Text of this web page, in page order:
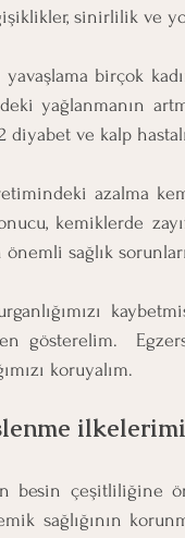
sinirlilik ve
birçok
yağlanmanın
ve kalp
azalma
kemiklerde
önemli sağlık
gösterelim.
koruyalım.
besin çeşitliliğine
sağlığının